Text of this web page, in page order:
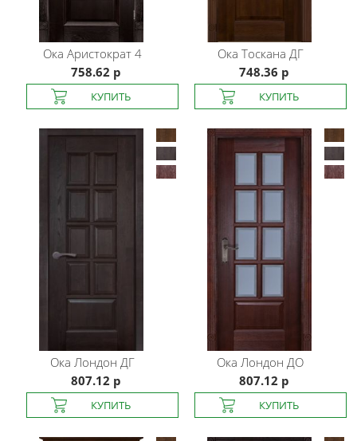
Ока Аристократ 4
758.62 р
Ока Тоскана ДГ
748.36 р
Ока Лондон ДГ
807.12 р
Ока Лондон ДО
807.12 р